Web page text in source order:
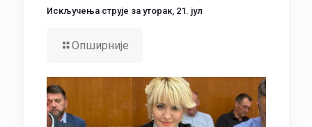
Искључења струје за уторак, 21. јул
Опширније